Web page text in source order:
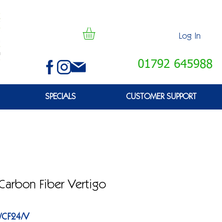
Log In
01792 645988
SPECIALS CUSTOMER SUPPORT
Fiber Vertigo
V